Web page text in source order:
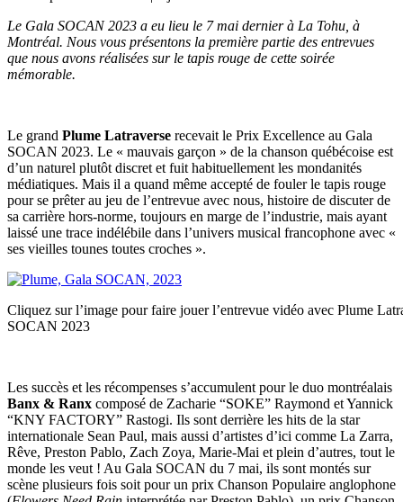
Le Gala SOCAN 2023 a eu lieu le 7 mai dernier à La Tohu, à
Montréal. Nous vous présentons la première partie des entrevues
que nous avons réalisées sur le tapis rouge de cette soirée
mémorable.
Le grand Plume Latraverse recevait le Prix Excellence au Gala
SOCAN 2023. Le « mauvais garçon » de la chanson québécoise est
d’un naturel plutôt discret et fuit habituellement les mondanités
médiatiques. Mais il a quand même accepté de fouler le tapis rouge
pour se prêter au jeu de l’entrevue avec nous, histoire de discuter de
sa carrière hors-norme, toujours en marge de l’industrie, mais ayant
laissé une trace indélébile dans l’univers musical francophone avec «
ses vieilles tounes toutes croches ».
Cliquez sur l’image pour faire jouer l’entrevue vidéo avec Plume
SOCAN 2023
Les succès et les récompenses s’accumulent pour le duo montréalais
Banx & Ranx composé de Zacharie “SOKE” Raymond et Yannick
“KNY FACTORY” Rastogi. Ils sont derrière les hits de la star
internationale Sean Paul, mais aussi d’artistes d’ici comme La Zarra,
Rêve, Preston Pablo, Zach Zoya, Marie-Mai et plein d’autres, tout le
monde les veut ! Au Gala SOCAN du 7 mai, ils sont montés sur
scène plusieurs fois soit pour un prix Chanson Populaire anglophone